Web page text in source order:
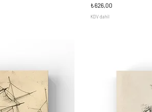
Fiyat
₺626,00
KDV dahil